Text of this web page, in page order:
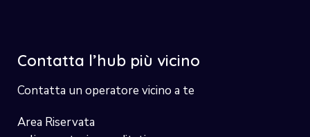
Contatta l’hub più vicino
Contatta un operatore vicino a te
Area Riservata